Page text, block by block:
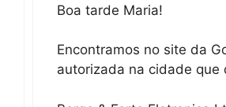
Boa tarde Maria!
Encontramos no site da
autorizada na cidade que